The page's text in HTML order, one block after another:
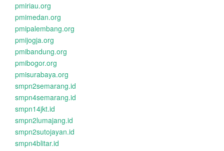
pmiriau.org
pmimedan.org
pmipalembang.org
pmijogja.org
pmibandung.org
pmibogor.org
pmisurabaya.org
smpn2semarang.id
smpn4semarang.id
smpn14jkt.id
smpn2lumajang.id
smpn2sutojayan.id
smpn4blitar.id